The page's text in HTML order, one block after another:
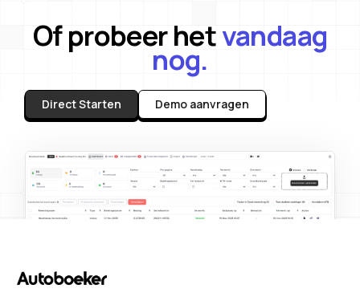
Of probeer hetvandaag
nog.
Direct Starten Demo aanvragen